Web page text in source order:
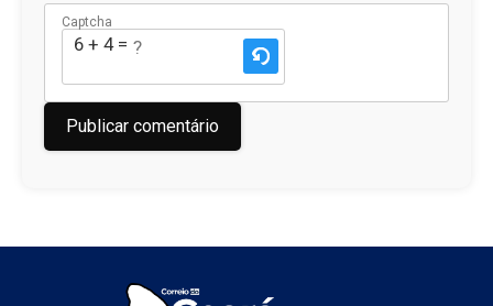
Captcha
6 + 4 = ?